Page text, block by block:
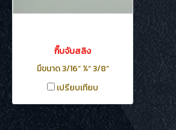
กิ๊บจับสลิง
มึขนาด 3/16” ¼” 3/8”
เปรียบเทียบ